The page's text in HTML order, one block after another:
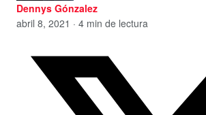
Dennys Gónzalez
abril 8, 2021 · 4 min de lectura